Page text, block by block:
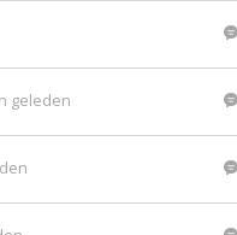
geleden